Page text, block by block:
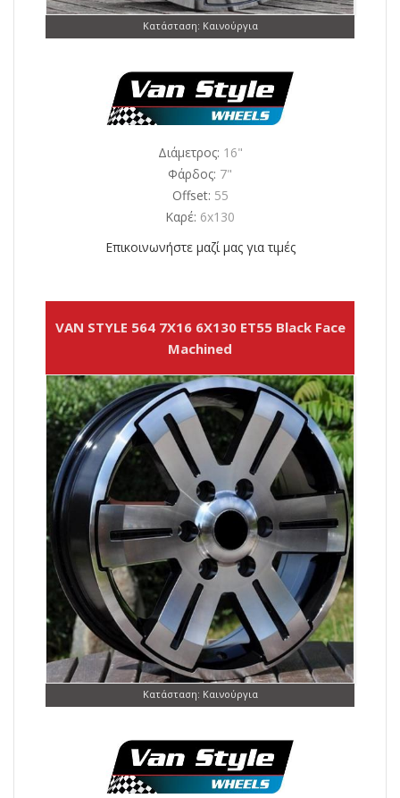
Κατάσταση: Καινούργια
Διάμετρος: 16"
Φάρδος: 7"
Offset: 55
Καρέ: 6x130
Επικοινωνήστε μαζί μας για τιμές
VAN STYLE 564 7X16 6X130 ET55 Black Face
Machined
Κατάσταση: Καινούργια